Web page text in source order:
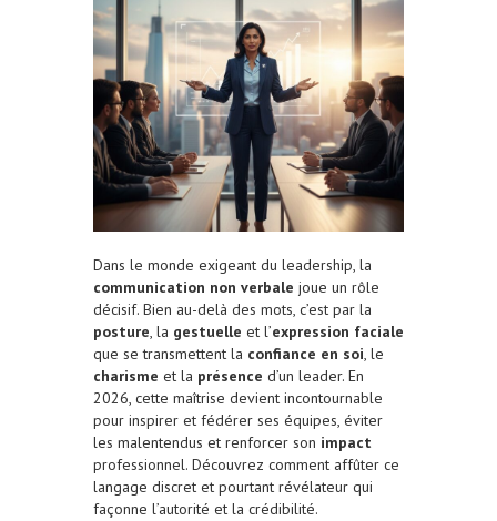
Dans le monde exigeant du leadership, la
communication non verbale joue un rôle
décisif. Bien au-delà des mots, c’est par la
posture, la gestuelle et l’expression faciale
que se transmettent la confiance en soi, le
charisme et la présence d’un leader. En
2026, cette maîtrise devient incontournable
pour inspirer et fédérer ses équipes, éviter
les malentendus et renforcer son impact
professionnel. Découvrez comment affûter ce
langage discret et pourtant révélateur qui
façonne l’autorité et la crédibilité.